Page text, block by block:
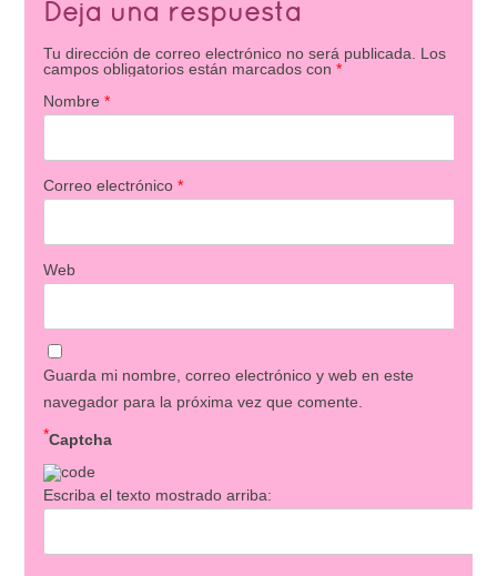
Deja una respuesta
Tu dirección de correo electrónico no será publicada.
Los
campos obligatorios están marcados con *
Nombre *
Correo electrónico *
Web
Guarda mi nombre, correo electrónico y web en este
navegador para la próxima vez que comente.
Captcha
*
Escriba el texto mostrado arriba: